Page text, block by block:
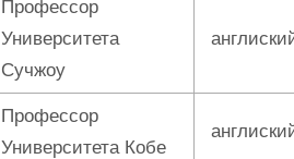
Профессор
Университета
Сучжоу
Профессор
Университета Кобе